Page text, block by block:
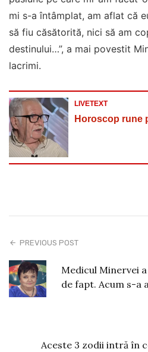
mi s-a întâmplat, am aflat că
să fiu căsătorită, nici să am
destinului…”, a mai povestit
lacrimi.
LIVETEXT
Horoscop rune
PREVIOUS POST
Medicul Minervei
de fapt. Acum s-a
Aceste 3 zodii intră în